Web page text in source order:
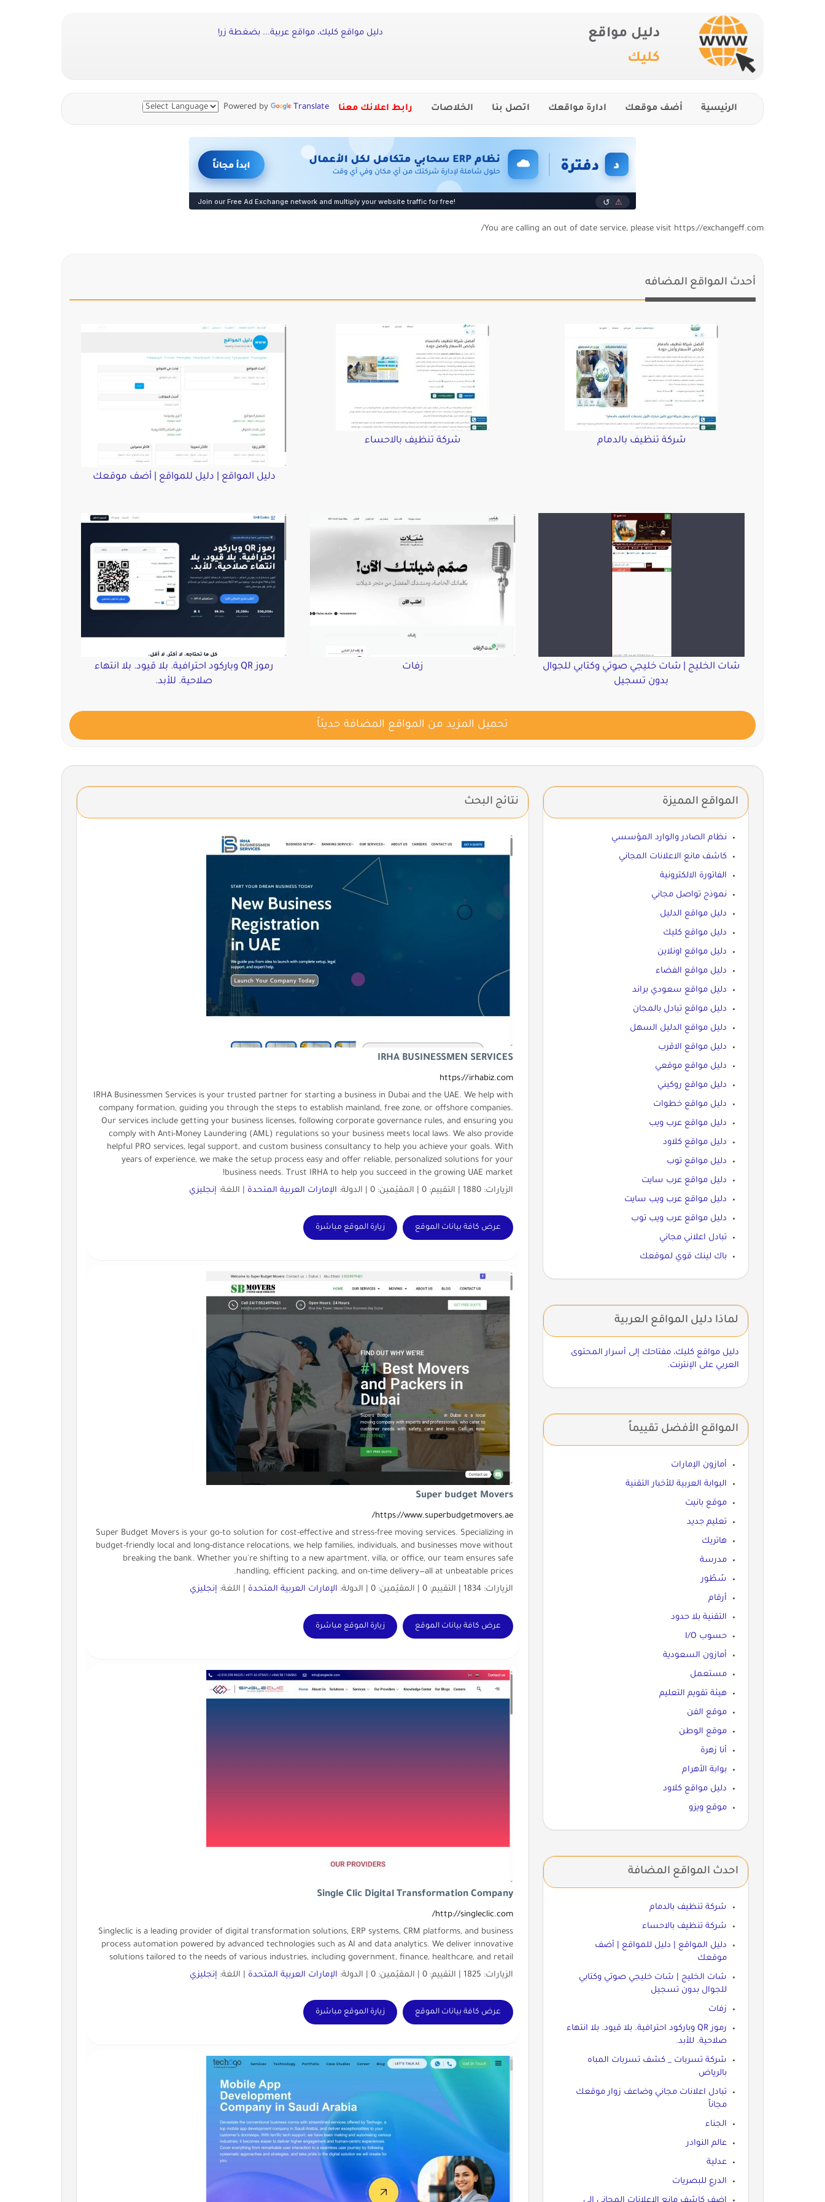
دليل مواقع
كليك
دليل مواقع كليك، مواقع عربية... بضغطة زر!
الرئيسية أضف موقعك ادارة مواقعك اتصل بنا الخلاصات رابط اعلانك معنا Powered by Translate
You are calling an out of date service, please visit https://exchangeff.com/
أحدث المواقع المضافه
شركة تنظيف بالدمام شركة تنظيف بالاحساء
دليل المواقع | دليل للمواقع | أضف موقعك
شات الخليج | شات خليجي صوتي وكتابي للجوال
بدون تسجيل
زفات
رموز QR وباركود احترافية. بلا قيود. بلا انتهاء
صلاحية. للأبد.
تحميل المزيد من المواقع المضافة حديثاً
نتائج البحث
IRHA BUSINESSMEN SERVICES
https://irhabiz.com
IRHA Businessmen Services is your trusted partner for starting a business in Dubai and the UAE. We help with
company formation, guiding you through the steps to establish mainland, free zone, or offshore companies.
Our services include getting your business licenses, following corporate governance rules, and ensuring you
comply with Anti-Money Laundering (AML) regulations so your business meets local laws. We also provide
helpful PRO services, legal support, and custom business consultancy to help you achieve your goals. With
years of experience, we make the setup process easy and offer reliable, personalized solutions for your
business needs. Trust IRHA to help you succeed in the growing UAE market!
الزيارات: 1880 | التقييم: 0 | المقيّمين: 0 | الدولة:
الإمارات العربية المتحدة | اللغة: إنجليزي
عرض كافة بيانات الموقع زيارة الموقع مباشرة
Super budget Movers
https://www.superbudgetmovers.ae/
Super Budget Movers is your go-to solution for cost-effective and stress-free moving services. Specializing in
budget-friendly local and long-distance relocations, we help families, individuals, and businesses move without
breaking the bank. Whether you're shifting to a new apartment, villa, or office, our team ensures safe
handling, efficient packing, and on-time delivery—all at unbeatable prices.
الزيارات: 1834 | التقييم: 0 | المقيّمين: 0 | الدولة:
الإمارات العربية المتحدة | اللغة: إنجليزي
عرض كافة بيانات الموقع زيارة الموقع مباشرة
Single Clic Digital Transformation Company
http://singleclic.com/
Singleclic is a leading provider of digital transformation solutions, ERP systems, CRM platforms, and business
process automation powered by advanced technologies such as AI and data analytics. We deliver innovative
solutions tailored to the needs of various industries, including government, finance, healthcare, and retail
الزيارات: 1825 | التقييم: 0 | المقيّمين: 0 | الدولة:
الإمارات العربية المتحدة | اللغة: إنجليزي
عرض كافة بيانات الموقع زيارة الموقع مباشرة
المواقع المميزة
نظام الصادر والوارد المؤسسي
كاشف مانع الاعلانات المجاني
الفاتورة الالكترونية
نموذج تواصل مجاني
دليل مواقع الدليل
دليل مواقع كليك
دليل مواقع اونلاين
دليل مواقع الفضاء
دليل مواقع سعودي براند
دليل مواقع تبادل بالمجان
دليل مواقع الدليل السهل
دليل مواقع الاقرب
دليل مواقع موقعي
دليل مواقع روكيني
دليل مواقع خطوات
دليل مواقع عرب ويب
دليل مواقع كلاود
دليل مواقع توب
دليل مواقع عرب سايت
دليل مواقع عرب ويب سايت
دليل مواقع عرب ويب توب
تبادل اعلاني مجاني
باك لينك قوي لموقعك
لماذا دليل المواقع العربية
دليل مواقع كليك، مفتاحك إلى أسرار المحتوى
العربي على الإنترنت.
المواقع الأفضل تقييماً
أمازون الإمارات
البوابة العربية للأخبار التقنية
موقع بانيت
تعليم جديد
هاتريك
مدرسة
سُطُور
أرقام
التقنية بلا حدود
حسوب I/O
أمازون السعودية
مستعمل
هيئة تقويم التعليم
موقع الفن
موقع الوطن
أنا زهرة
بوابة الأهرام
دليل مواقع كلاود
موقع ويزو
احدث المواقع المضافة
شركة تنظيف بالدمام
شركة تنظيف بالاحساء
دليل المواقع | دليل للمواقع | أضف
موقعك
شات الخليج | شات خليجي صوتي وكتابي
للجوال بدون تسجيل
زفات
رموز QR وباركود احترافية. بلا قيود. بلا انتهاء
صلاحية. للأبد.
شركة تسربات _ كشف تسربات المباه
بالرياض
تبادل اعلانات مجاني وضاعف زوار موقعك
مجاناً
الجناء
عالم النوادر
عدلية
الدرع للبصريات